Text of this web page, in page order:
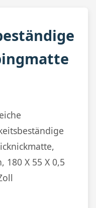
180 X 55 X 0,5